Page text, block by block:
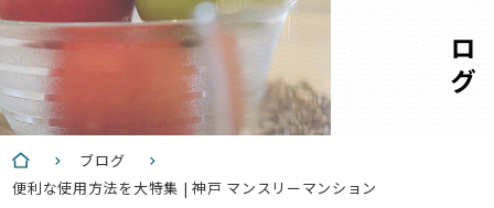
ブログ
ブログ
便利な使用方法を大特集 | 神戸 マンスリーマンション